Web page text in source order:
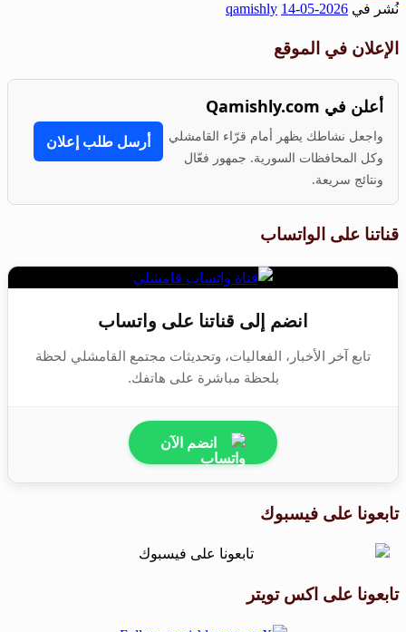
Share
نُشر في 2026-05-14
qamishly
الإعلان في الموقع
أعلن في Qamishly.com
واجعل نشاطك يظهر أمام قرّاء القامشلي
وكل المحافظات السورية. جمهور فعّال
ونتائج سريعة.
أرسل طلب إعلان
قناتنا على الواتساب
انضم إلى قناتنا على واتساب
تابع آخر الأخبار، الفعاليات، وتحديثات مجتمع القامشلي لحظة
بلحظة مباشرة على هاتفك.
انضم الآن
تابعونا على فيسبوك
تابعونا على اكس تويتر